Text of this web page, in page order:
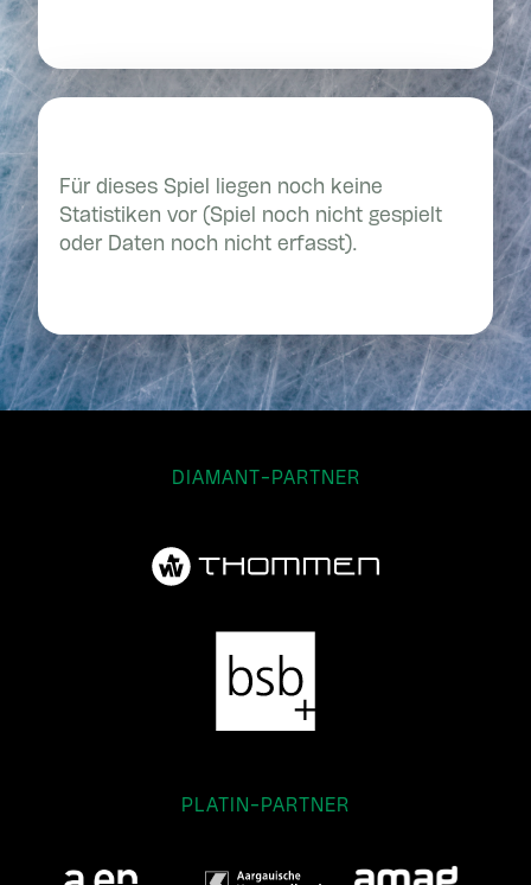
Für dieses Spiel liegen noch keine
Statistiken vor (Spiel noch nicht gespielt
oder Daten noch nicht erfasst).
DIAMANT-PARTNER
PLATIN-PARTNER